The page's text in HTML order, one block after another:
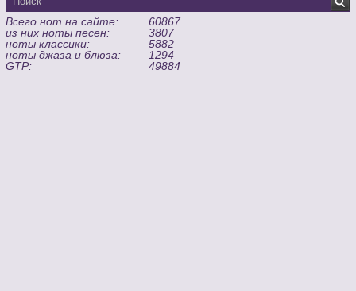
Всего нот на сайте:
60867
из них ноты песен:
3807
ноты классики:
5882
ноты джаза и блюза:
1294
GTP:
49884